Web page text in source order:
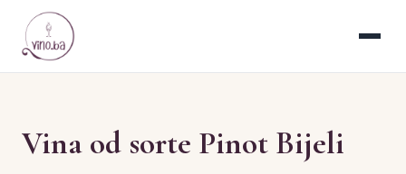
Vina od sorte Pinot Bijeli